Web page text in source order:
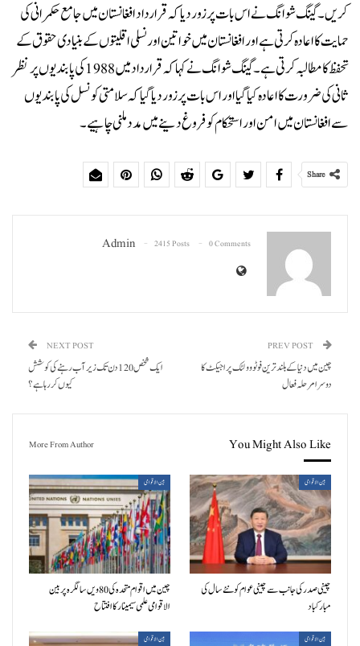
کریں۔ گینگ شوانگ نے اس بات پر زور دیا کہ قرارداد افغانستان میں جامع حکمرانی کی
حمایت کا اعادہ کرتی ہے اور افغانستان میں خواتین اور نسلی اقلیتوں کے بنیادی حقوق کے
تحفظ کا مطالبہ کرتی ہے۔ گینگ شوانگ نے کہا کہ قرارداد میں 1988 کی پابندیوں پر نظر
ثانی کی ضرورت کا اعادہ کیا گیا اور اس بات پر زور دیا گیا کہ سلامتی کونسل کی پابندیوں
سے افغانستان میں امن اور استحکام کو فروغ دینے میں مدد ملنی چاہیے۔
Share
Admin 2415 Posts 0 Comments
چین میں دنیا کے بلند ترین فوٹو وولٹک پراجیکٹ کا
دوسرامرحلہ فعال
NEXT POST
ایک شخص 120 دن تک زیرآب رہنے کی کوشش
کیوں کر رہا ہے؟
You Might Also Like
More From Author
بین الاقوامی
چینی صدر کی جانب سے چینی عوام کو نئے سال کی
مبارکباد
بین الاقوامی
چین میں اقوام متحدہ کی 80ویں سالگرہ پر بین
الاقوامی علمی سیمینار کا افتتاح
بین الاقوامی بین الاقوامی